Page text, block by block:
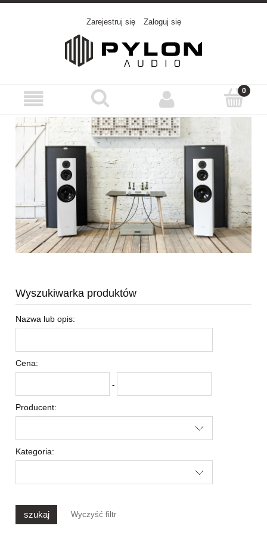
Zarejestruj się Zaloguj się
Wyszukiwarka produktów
Nazwa lub opis:
Cena:
-
Producent:
Kategoria:
szukaj Wyczyść filtr